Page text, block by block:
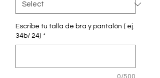
Escribe tu talla de bra y pantalón ( ej.
34b/ 24) *
0/500